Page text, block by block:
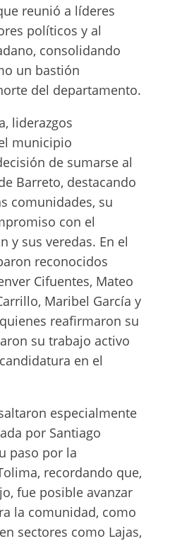
reunió a líderes
políticos y al
consolidando
un bastión
del departamento.
liderazgos
municipio
de sumarse al
Barreto, destacando
comunidades, su
con el
y sus veredas. En el
reconocidos
Cifuentes, Mateo
Maribel García y
reafirmaron su
su trabajo activo
en el
especialmente
por Santiago
paso por la
recordando que,
fue posible avanzar
la comunidad, como
sectores como Lajas,